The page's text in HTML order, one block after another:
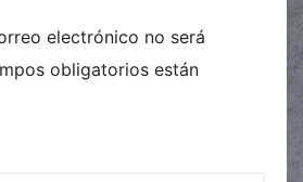
electrónico no será
obligatorios están